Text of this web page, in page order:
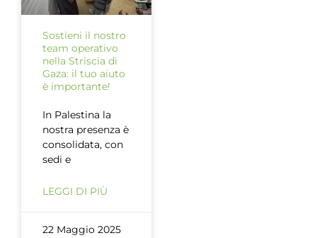
Sostieni il nostro
team operativo
nella Striscia di
Gaza: il tuo aiuto
è importante!
In Palestina la
nostra presenza è
consolidata, con
sedi e
LEGGI DI PIÙ
22 Maggio 2025